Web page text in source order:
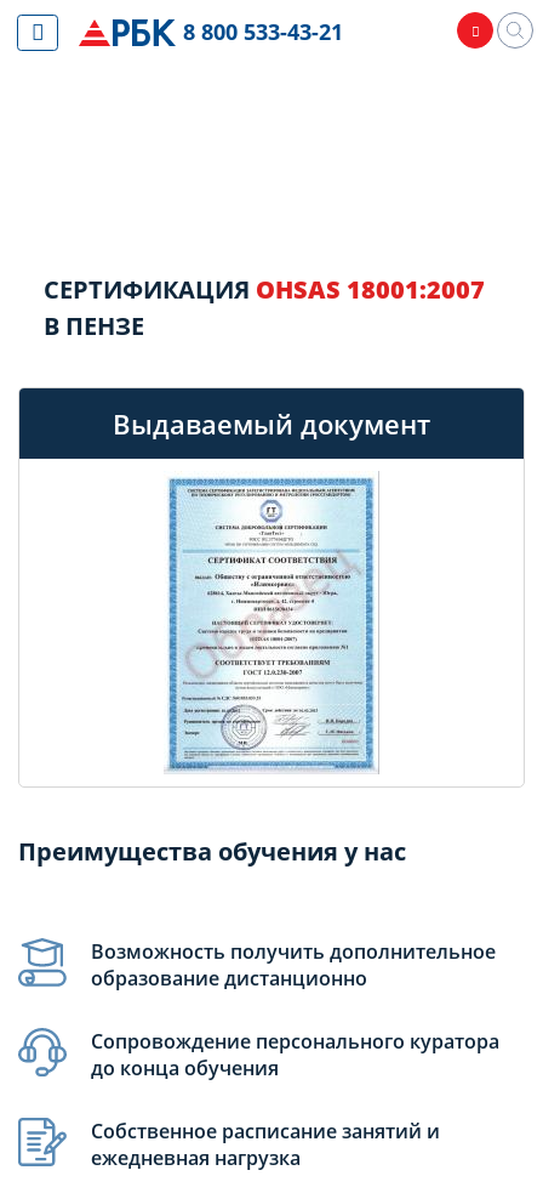
СЕРТИФИКАЦИЯ OHSAS 18001:2007
В ПЕНЗЕ
Выдаваемый документ
Преимущества обучения у нас
Возможность получить дополнительное
образование дистанционно
Сопровождение персонального куратора
до конца обучения
Собственное расписание занятий и
ежедневная нагрузка
8 800 533-43-21